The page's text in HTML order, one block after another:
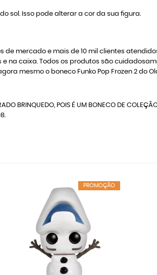
sol. Isso pode alterar a cor da sua figura.
de mercado e mais de 10 mil clientes
e na caixa. Todos os produtos são
mesmo o boneco Funko Pop Frozen 2 do
BRINQUEDO, POIS É UM BONECO DE
PROMOÇÃO